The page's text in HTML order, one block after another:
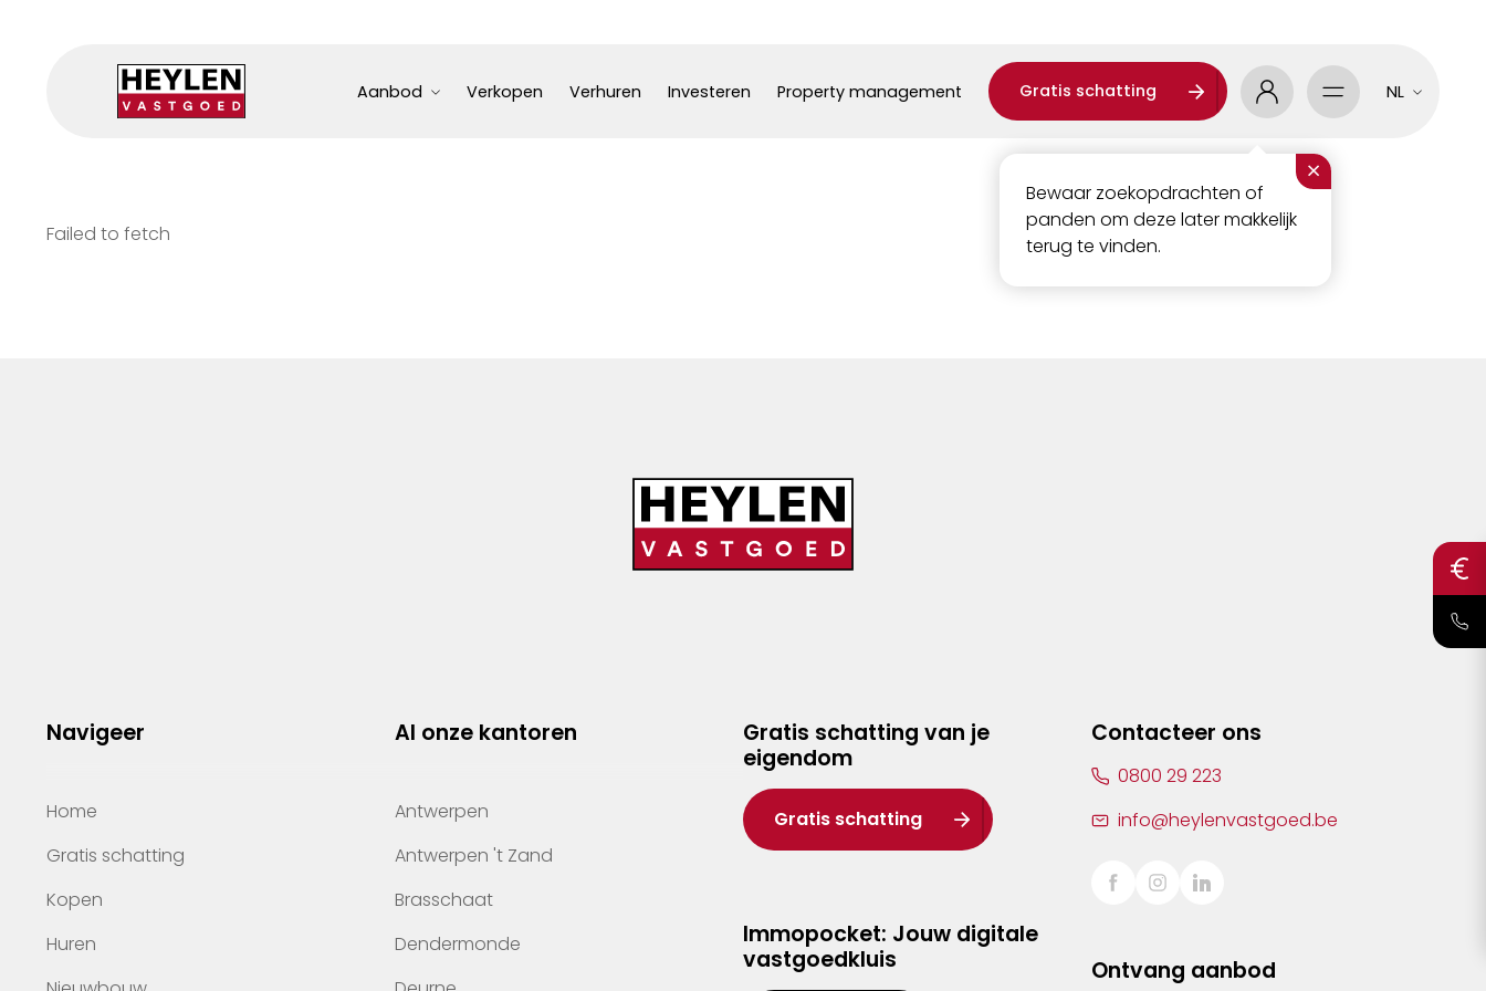
Aanbod Verkopen Verhuren Investeren Property management Gratis schatting
×
Bewaar zoekopdrachten of
panden om deze later makkelijk
terug te vinden.
NL
Failed to fetch
Navigeer
Home
Gratis schatting
Kopen
Huren
Al onze kantoren
Antwerpen
Antwerpen 't Zand
Brasschaat
Dendermonde
Gratis schatting van je
eigendom
Gratis schatting
Immopocket: Jouw digitale
vastgoedkluis
Contacteer ons
0800 29 223
info@heylenvastgoed.be
Ontvang aanbod